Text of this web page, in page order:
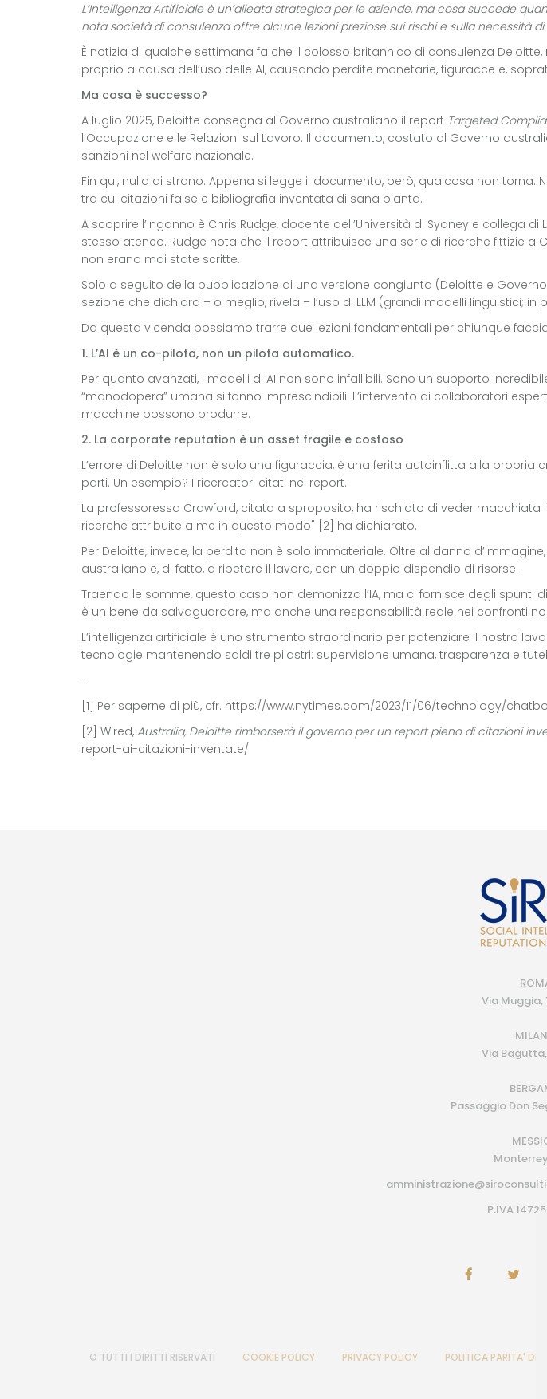
L’Intelligenza Artificiale è un’alleata strategica per le aziende, ma cosa succede
nota società di consulenza offre alcune lezioni preziose sui rischi e sulla necessità
È notizia di qualche settimana fa che il colosso britannico di consulenza Deloitte,
proprio a causa dell’uso delle AI, causando perdite monetarie, figuracce e,
Ma cosa è successo?
A luglio 2025, Deloitte consegna al Governo australiano il report Targeted
l’Occupazione e le Relazioni sul Lavoro. Il documento, costato al Governo
sanzioni nel welfare nazionale.
Fin qui, nulla di strano. Appena si legge il documento, però, qualcosa non torna.
tra cui citazioni false e bibliografia inventata di sana pianta.
A scoprire l’inganno è Chris Rudge, docente dell’Università di Sydney e collega
stesso ateneo. Rudge nota che il report attribuisce una serie di ricerche fittizie
non erano mai state scritte.
Solo a seguito della pubblicazione di una versione congiunta (Deloitte e
sezione che dichiara – o meglio, rivela – l’uso di LLM (grandi modelli linguistici;
Da questa vicenda possiamo trarre due lezioni fondamentali per chiunque
1. L’AI è un co-pilota, non un pilota automatico.
Per quanto avanzati, i modelli di AI non sono infallibili. Sono un supporto
“manodopera” umana si fanno imprescindibili. L’intervento di collaboratori
macchine possono produrre.
2. La corporate reputation è un asset fragile e costoso
L’errore di Deloitte non è solo una figuraccia, è una ferita autoinflitta alla
parti. Un esempio? I ricercatori citati nel report.
La professoressa Crawford, citata a sproposito, ha rischiato di veder
ricerche attribuite a me in questo modo" [2] ha dichiarato.
Per Deloitte, invece, la perdita non è solo immateriale. Oltre al danno
australiano e, di fatto, a ripetere il lavoro, con un doppio dispendio di risorse.
Traendo le somme, questo caso non demonizza l’IA, ma ci fornisce degli
è un bene da salvaguardare, ma anche una responsabilità reale nei confronti
L’intelligenza artificiale è uno strumento straordinario per potenziare il nostro
tecnologie mantenendo saldi tre pilastri: supervisione umana, trasparenza e
-
[1] Per saperne di più, cfr. https://www.nytimes.com/2023/11/06/technology/
[2] Wired, Australia, Deloitte rimborserà il governo per un report pieno di citazioni
report-ai-citazioni-inventate/
Via Muggia,
Via Bagutta,
Passaggio Don
P.IVA
© TUTTI I DIRITTI RISERVATI COOKIE POLICY PRIVACY POLICY POLITICA PARITA' DI